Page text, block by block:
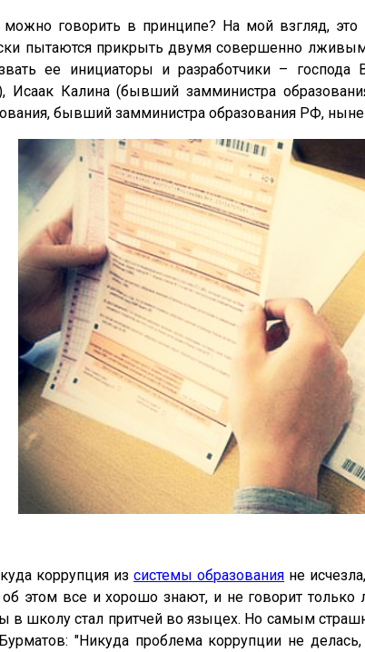
говорить в принципе? На мой взгляд,
пытаются прикрыть двумя совершенно
ее инициаторы и разработчики – господа
Исаак Калина (бывший замминистра
бывший замминистра образования РФ,
коррупция из системы образования не
об этом все и хорошо знают, и не говорит
в школу стал притчей во языцех. Но самым
"Никуда проблема коррупции не